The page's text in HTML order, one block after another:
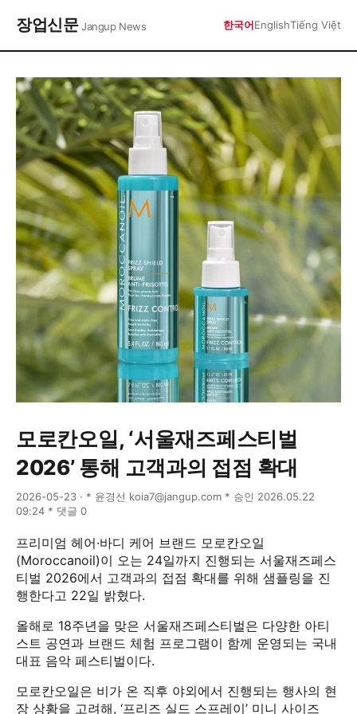
장업신문Jangup News 한국어EnglishTiếng Việt
모로칸오일, ‘서울재즈페스티벌
2026’ 통해 고객과의 접점 확대
2026-05-23 · * 윤경선 koia7@jangup.com * 승인 2026.05.22
09:24 * 댓글 0
프리미엄 헤어·바디 케어 브랜드 모로칸오일
(Moroccanoil)이 오는 24일까지 진행되는 서울재즈페스
티벌 2026에서 고객과의 접점 확대를 위해 샘플링을 진
행한다고 22일 밝혔다.
올해로 18주년을 맞은 서울재즈페스티벌은 다양한 아티
스트 공연과 브랜드 체험 프로그램이 함께 운영되는 국내
대표 음악 페스티벌이다.
모로칸오일은 비가 온 직후 야외에서 진행되는 행사의 현
장 상황을 고려해, ‘프리즈 실드 스프레이’ 미니 사이즈